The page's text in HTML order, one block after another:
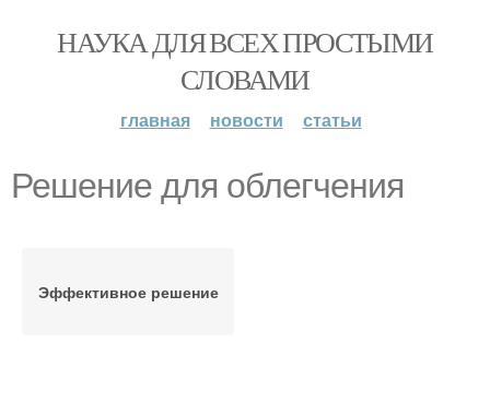
НАУКА ДЛЯ ВСЕХ ПРОСТЫМИ
СЛОВАМИ
главная новости статьи
Решение для облегчения
Эффективное решение